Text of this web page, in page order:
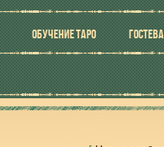
ОБУЧЕНИЕ ТАРО